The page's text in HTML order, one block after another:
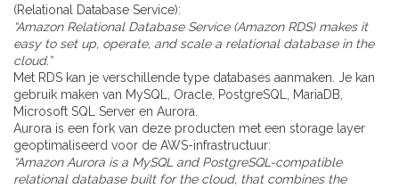
(Relational Database Service):
“Amazon Relational Database Service (Amazon RDS) makes it
easy to set up, operate, and scale a relational database in the
cloud.”
Met RDS kan je verschillende type databases aanmaken. Je kan
gebruik maken van MySQL, Oracle, PostgreSQL, MariaDB,
Microsoft SQL Server en Aurora.
Aurora is een fork van deze producten met een storage layer
geoptimaliseerd voor de AWS-infrastructuur:
“Amazon Aurora is a MySQL and PostgreSQL-compatible
relational database built for the cloud, that combines the